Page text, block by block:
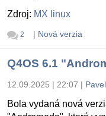
Zdroj: MX linux
2 | Nová verzia
Q4OS 6.1
12.09.2025 | 22:07 | Pavel
Bola vydaná nová